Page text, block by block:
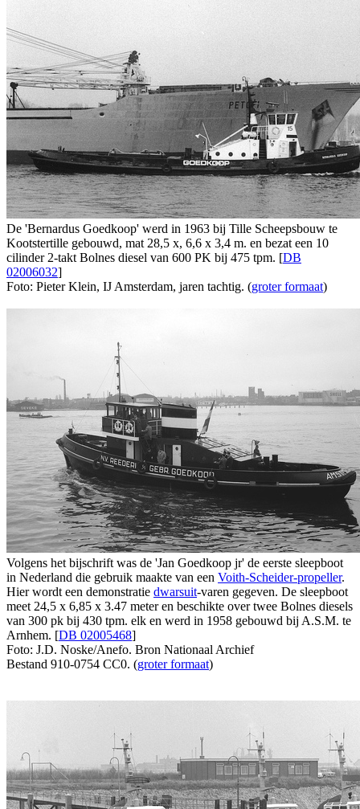
De 'Bernardus Goedkoop' werd in 1963 bij Tille Scheepsbouw te
Kootstertille gebouwd, mat 28,5 x, 6,6 x 3,4 m. en bezat een 10
cilinder 2-takt Bolnes diesel van 600 PK bij 475 tpm. [DB
02006032]
Foto: Pieter Klein, IJ Amsterdam, jaren tachtig. (groter formaat)
Volgens het bijschrift was de 'Jan Goedkoop jr' de eerste sleepboot
in Nederland die gebruik maakte van een Voith-Scheider-propeller.
Hier wordt een demonstratie dwarsuit-varen gegeven. De sleepboot
meet 24,5 x 6,85 x 3.47 meter en beschikte over twee Bolnes diesels
van 300 pk bij 430 tpm. elk en werd in 1958 gebouwd bij A.S.M. te
Arnhem. [DB 02005468]
Foto: J.D. Noske/Anefo. Bron Nationaal Archief
Bestand 910-0754 CC0. (groter formaat)